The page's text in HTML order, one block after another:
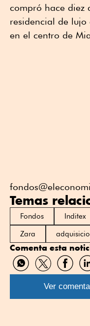
compró hace diez
residencial de lujo
en el centro de
Temas
Fondos Inditex
Zara
Comenta esta
Compartir
por
WhatsApp
Compartir
por
Twitter
por
Ver